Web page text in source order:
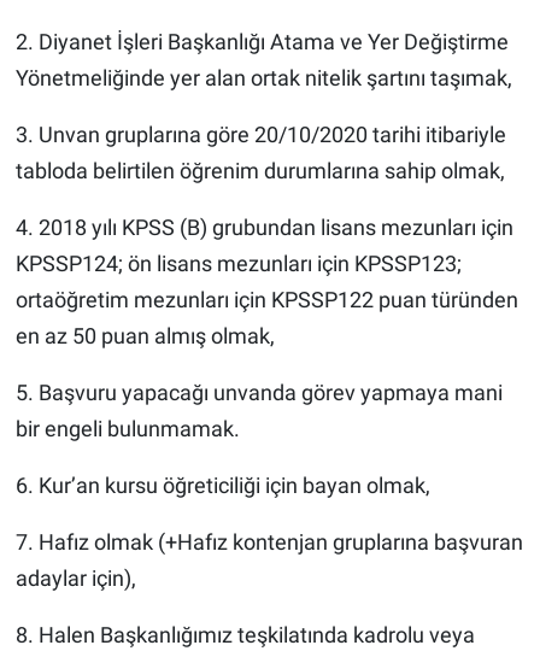
2. Diyanet İşleri Başkanlığı Atama ve Yer Değiştirme
Yönetmeliğinde yer alan ortak nitelik şartını taşımak,
3. Unvan gruplarına göre 20/10/2020 tarihi itibariyle
tabloda belirtilen öğrenim durumlarına sahip olmak,
4. 2018 yılı KPSS (B) grubundan lisans mezunları için
KPSSP124; ön lisans mezunları için KPSSP123;
ortaöğretim mezunları için KPSSP122 puan türünden
en az 50 puan almış olmak,
5. Başvuru yapacağı unvanda görev yapmaya mani
bir engeli bulunmamak.
6. Kur’an kursu öğreticiliği için bayan olmak,
7. Hafız olmak (+Hafız kontenjan gruplarına başvuran
adaylar için),
8. Halen Başkanlığımız teşkilatında kadrolu veya